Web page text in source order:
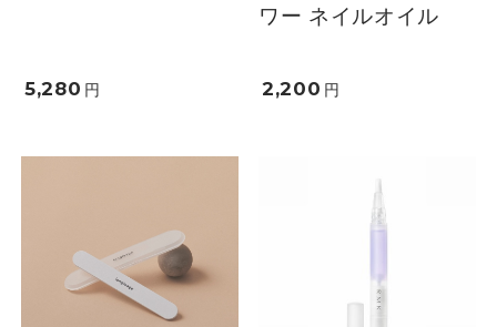
5,280 円
ワー ネイルオイル
2,200 円